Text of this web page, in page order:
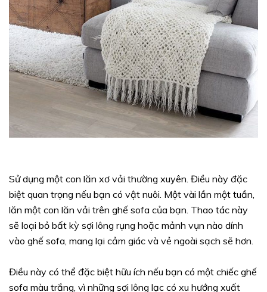
Sử dụng một con lăn xơ vải thường xuyên. Điều này đặc
biệt quan trọng nếu bạn có vật nuôi. Một vài lần một tuần,
lăn một con lăn vải trên ghế sofa của bạn. Thao tác này
sẽ loại bỏ bất kỳ sợi lông rụng hoặc mảnh vụn nào dính
vào ghế sofa, mang lại cảm giác và vẻ ngoài sạch sẽ hơn.
Điều này có thể đặc biệt hữu ích nếu bạn có một chiếc ghế
sofa màu trắng, vì những sợi lông lạc có xu hướng xuất